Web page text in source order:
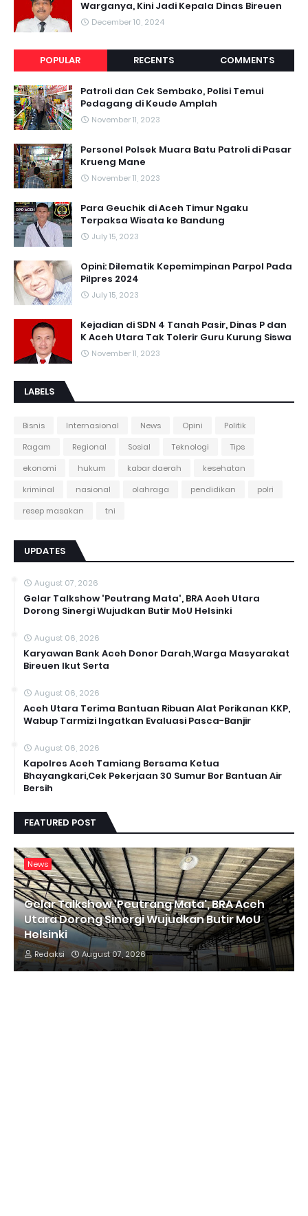
Warganya, Kini Jadi Kepala Dinas Bireuen
December 10, 2024
POPULAR RECENTS COMMENTS
Patroli dan Cek Sembako, Polisi Temui
Pedagang di Keude Amplah
November 11, 2023
Personel Polsek Muara Batu Patroli di Pasar
Krueng Mane
November 11, 2023
Para Geuchik di Aceh Timur Ngaku
Terpaksa Wisata ke Bandung
July 15, 2023
Opini: Dilematik Kepemimpinan Parpol Pada
Pilpres 2024
July 15, 2023
Kejadian di SDN 4 Tanah Pasir, Dinas P dan
K Aceh Utara Tak Tolerir Guru Kurung Siswa
November 11, 2023
LABELS
Bisnis Internasional News Opini
Politik
Ragam
Regional Sosial Teknologi
Tips
ekonomi
hukum kabar daerah
kesehatan
kriminal
nasional olahraga pendidikan
polri
resep masakan
tni
UPDATES
August 07, 2026
Gelar Talkshow 'Peutrang Mata', BRA Aceh Utara
Dorong Sinergi Wujudkan Butir MoU Helsinki
August 06, 2026
Karyawan Bank Aceh Donor Darah,Warga Masyarakat
Bireuen Ikut Serta
August 06, 2026
Aceh Utara Terima Bantuan Ribuan Alat Perikanan KKP,
Wabup Tarmizi Ingatkan Evaluasi Pasca-Banjir
August 06, 2026
Kapolres Aceh Tamiang Bersama Ketua
Bhayangkari,Cek Pekerjaan 30 Sumur Bor Bantuan Air
Bersih
FEATURED POST
News
Gelar Talkshow 'Peutrang Mata', BRA Aceh
Utara Dorong Sinergi Wujudkan Butir MoU
Helsinki
Redaksi August 07, 2026